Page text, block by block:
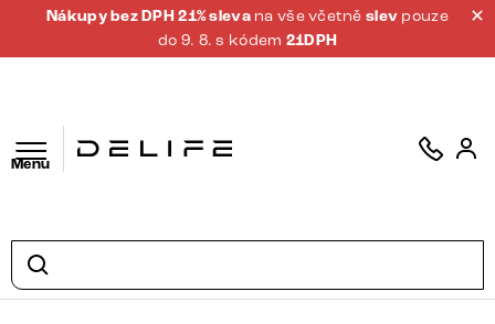
Nákupy bez DPH 21% sleva na vše včetněslev pouze
do 9. 8. s kódem 21DPH
Menu